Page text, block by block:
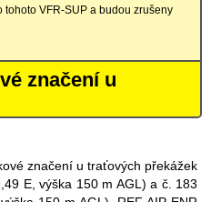
tohoto VFR-SUP a budou zrušeny
značení u
značení u traťových překážek
E, výška 150 m AGL) a č. 183